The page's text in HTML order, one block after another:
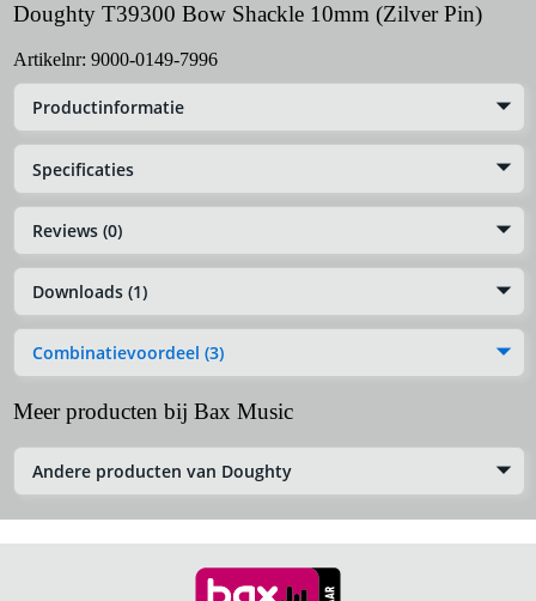
Doughty T39300 Bow Shackle 10mm (Zilver Pin)
Artikelnr: 9000-0149-7996
Productinformatie
Specificaties
Reviews (0)
Downloads (1)
Combinatievoordeel (3)
Meer producten bij Bax Music
Andere producten van Doughty